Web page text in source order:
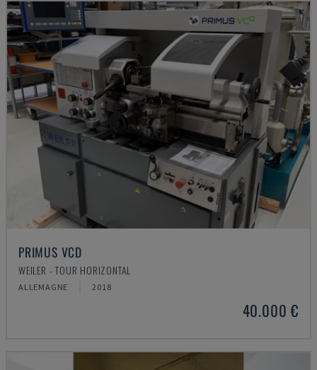
PRIMUS VCD
WEILER - TOUR HORIZONTAL
ALLEMAGNE 2018
40.000 €